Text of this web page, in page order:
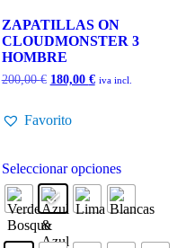
ZAPATILLAS ON
CLOUDMONSTER 3
HOMBRE
200,00€ 180,00 € iva incl.
Favorito
Seleccionar opciones